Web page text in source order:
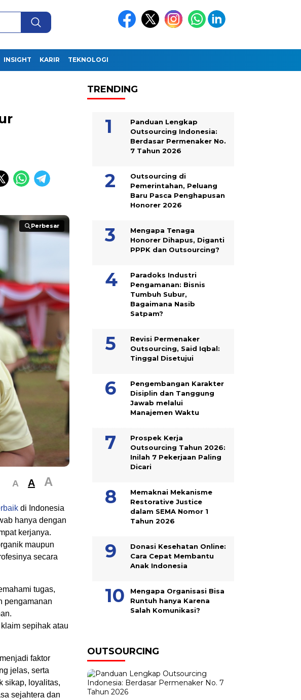
INSIGHT KARIR TEKNOLOGI
Perbesar
Perbesar
A A A
di Indonesia
hanya dengan
kerjanya.
maupun
secara
tugas,
pengamanan
sepihak atau
faktor
jelas, serta
sikap, loyalitas,
sejahtera dan
TRENDING
Panduan Lengkap
Outsourcing Indonesia:
Berdasar Permenaker No.
7 Tahun 2026
Outsourcing di
Pemerintahan, Peluang
Baru Pasca Penghapusan
Honorer 2026
Mengapa Tenaga
Honorer Dihapus, Diganti
PPPK dan Outsourcing?
Paradoks Industri
Pengamanan: Bisnis
Tumbuh Subur,
Bagaimana Nasib
Satpam?
Revisi Permenaker
Outsourcing, Said Iqbal:
Tinggal Disetujui
Pengembangan Karakter
Disiplin dan Tanggung
Jawab melalui
Manajemen Waktu
Prospek Kerja
Outsourcing Tahun 2026:
Inilah 7 Pekerjaan Paling
Dicari
Memaknai Mekanisme
Restorative Justice
dalam SEMA Nomor 1
Tahun 2026
Donasi Kesehatan Online:
Cara Cepat Membantu
Anak Indonesia
Mengapa Organisasi Bisa
Runtuh hanya Karena
Salah Komunikasi?
OUTSOURCING